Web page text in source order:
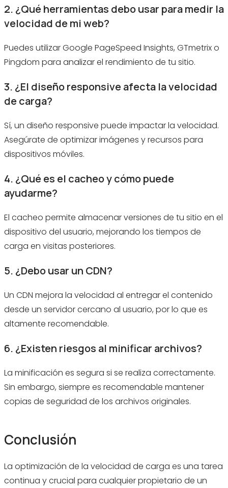
2. ¿Qué herramientas debo usar para medir la
velocidad de mi web?
Puedes utilizar Google PageSpeed Insights, GTmetrix o
Pingdom para analizar el rendimiento de tu sitio.
3. ¿El diseño responsive afecta la velocidad
de carga?
Sí, un diseño responsive puede impactar la velocidad.
Asegúrate de optimizar imágenes y recursos para
dispositivos móviles.
4. ¿Qué es el cacheo y cómo puede
ayudarme?
El cacheo permite almacenar versiones de tu sitio en el
dispositivo del usuario, mejorando los tiempos de
carga en visitas posteriores.
5. ¿Debo usar un CDN?
Un CDN mejora la velocidad al entregar el contenido
desde un servidor cercano al usuario, por lo que es
altamente recomendable.
6. ¿Existen riesgos al minificar archivos?
La minificación es segura si se realiza correctamente.
Sin embargo, siempre es recomendable mantener
copias de seguridad de los archivos originales.
Conclusión
La optimización de la velocidad de carga es una tarea
continua y crucial para cualquier propietario de un